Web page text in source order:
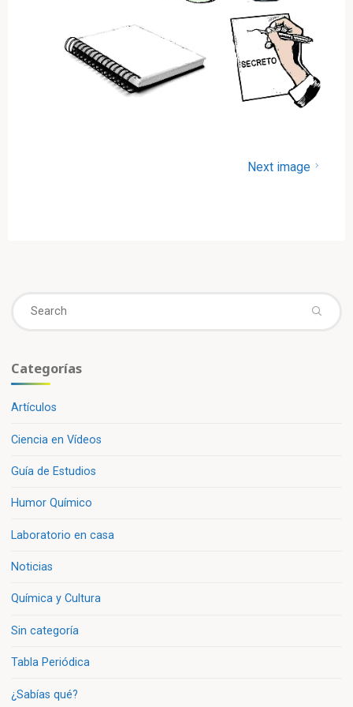
Next image
Categorías
Artículos
Ciencia en Vídeos
Guía de Estudios
Humor Químico
Laboratorio en casa
Noticias
Química y Cultura
Sin categoría
Tabla Periódica
¿Sabías qué?